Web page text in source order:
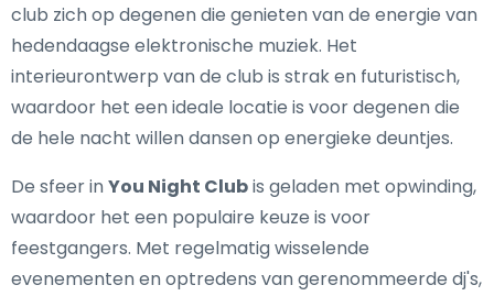
club zich op degenen die genieten van de energie van
hedendaagse elektronische muziek. Het
interieurontwerp van de club is strak en futuristisch,
waardoor het een ideale locatie is voor degenen die
de hele nacht willen dansen op energieke deuntjes.
De sfeer inYou Night Clubis geladen met opwinding,
waardoor het een populaire keuze is voor
feestgangers. Met regelmatig wisselende
evenementen en optredens van gerenommeerde dj's,